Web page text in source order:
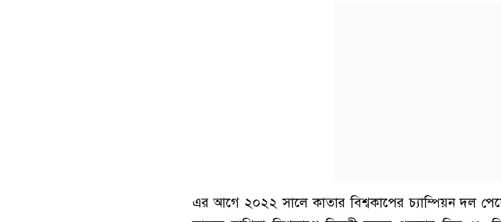
এর আগে ২০২২ সালে কাতার বিশ্বকাপের চ্যাম্পিয়ন দল